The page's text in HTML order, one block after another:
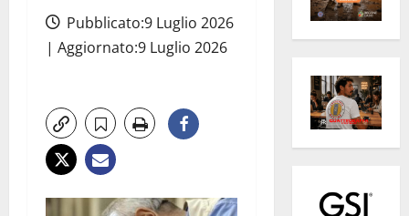
Pubblicato:9 Luglio 2026
| Aggiornato:9 Luglio 2026